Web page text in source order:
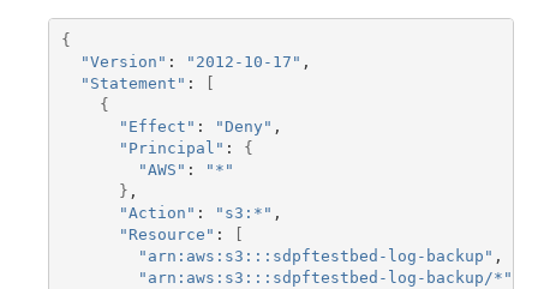
{
"Version" : "2012-10-17" ,
"Statement" :
{
"Effect" : "Deny" ,
"Principal" : {
"AWS" :
"*"
} ,
"Action" : "s3:*" ,
"Resource" :
"arn:aws:s3:::sdpftestbed-log-backup" ,
"arn:aws:s3:::sdpftestbed-log-backup/*"